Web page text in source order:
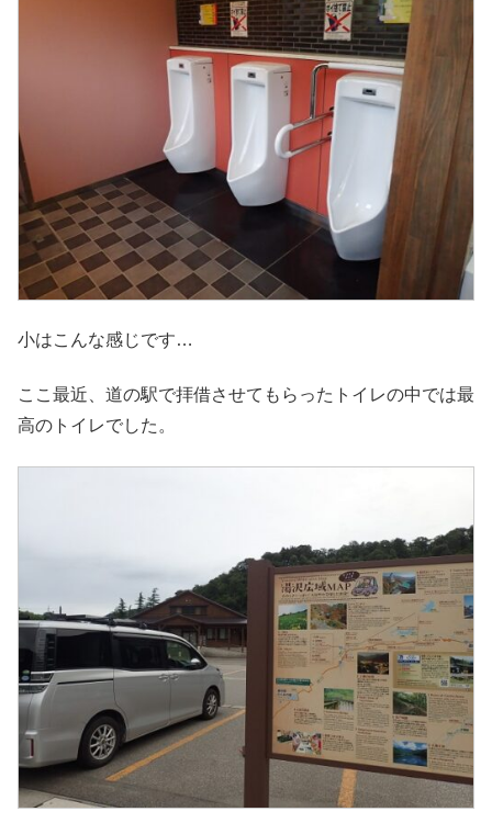
小はこんな感じです…
ここ最近、道の駅で拝借させてもらったトイレの中では最
高のトイレでした。